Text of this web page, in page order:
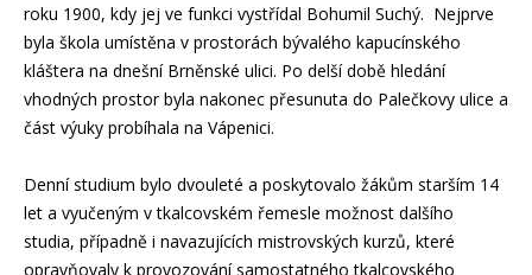
roku 1900, kdy jej ve funkci vystřídal Bohumil Suchý. Nejprve
byla škola umístěna v prostorách bývalého kapucínského
kláštera na dnešní Brněnské ulici. Po delší době hledání
vhodných prostor byla nakonec přesunuta do Palečkovy ulice a
část výuky probíhala na Vápenici.
Denní studium bylo dvouleté a poskytovalo žákům starším 14
let a vyučeným v tkalcovském řemesle možnost dalšího
studia, případně i navazujících mistrovských kurzů, které
opravňovaly k provozování samostatného tkalcovského